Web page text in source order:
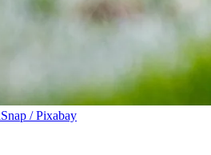
/ Pixabay